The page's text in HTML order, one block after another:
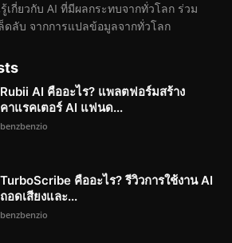
เกี่ยวกับ AI ที่มีผลกระทบจากทั่วโลก ร่วม
ดลับ จากการแปลข้อมูลจากทั่วโลก
Rubii AI คืออะไร? แพลตฟอร์มสร้าง
คาแรคเตอร์ AI แฟนด...
benzbenzio
TurboScribe คืออะไร? รีวิวการใช้งาน AI
ถอดเสียงและ...
benzbenzio